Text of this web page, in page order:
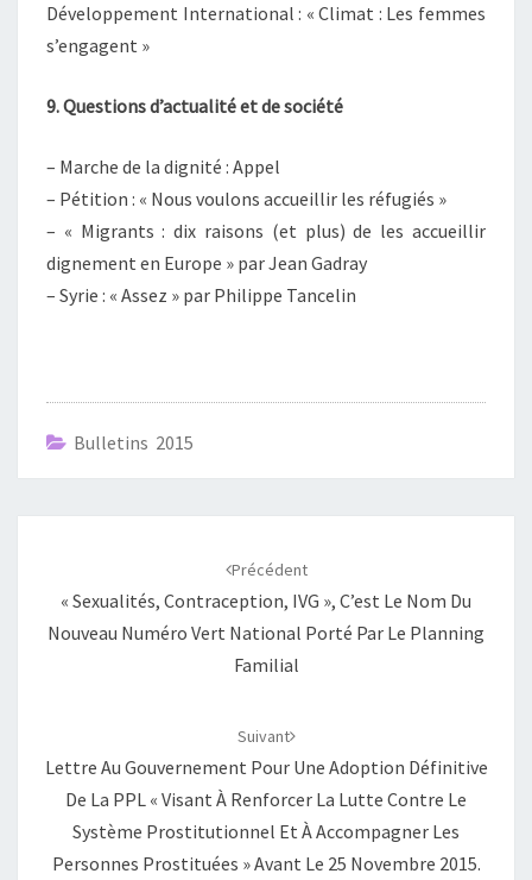
Développement International : « Climat : Les femmes
s’engagent »
9. Questions d’actualité et de société
– Marche de la dignité : Appel
– Pétition : « Nous voulons accueillir les réfugiés »
– « Migrants : dix raisons (et plus) de les accueillir
dignement en Europe » par Jean Gadray
– Syrie : « Assez » par Philippe Tancelin
Bulletins 2015
Précédent
« Sexualités, Contraception, IVG », C’est Le Nom Du
Nouveau Numéro Vert National Porté Par Le Planning
Familial
Suivant
Lettre Au Gouvernement Pour Une Adoption Définitive
De La PPL « Visant À Renforcer La Lutte Contre Le
Système Prostitutionnel Et À Accompagner Les
Personnes Prostituées » Avant Le 25 Novembre 2015.